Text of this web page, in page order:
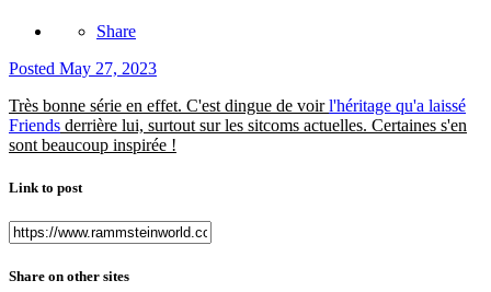
Share
Posted May 27, 2023
Très bonne série en effet. C'est dingue de voirl'héritage qu'a laissé
Friends derrière lui, surtout sur les sitcoms actuelles. Certaines s'en
sont beaucoup inspirée !
Link to post
Share on other sites